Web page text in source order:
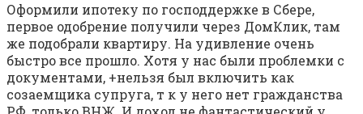
Оформили ипотеку по господдержке в Сбере,
первое одобрение получили через ДомКлик, там
же подобрали квартиру. На удивление очень
быстро все прошло. Хотя у нас были проблемки с
документами, +нельзя был включить как
созаемщика супруга, т к у него нет гражданства